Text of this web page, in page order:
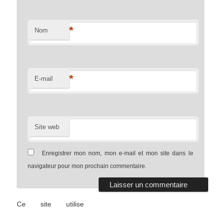
Nom *
E-mail *
Site web
Enregistrer mon nom, mon e-mail et mon site dans le
navigateur pour mon prochain commentaire.
Ce site utilise